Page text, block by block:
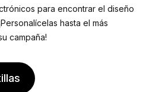
para encontrar el diseño
hasta el más
campaña!